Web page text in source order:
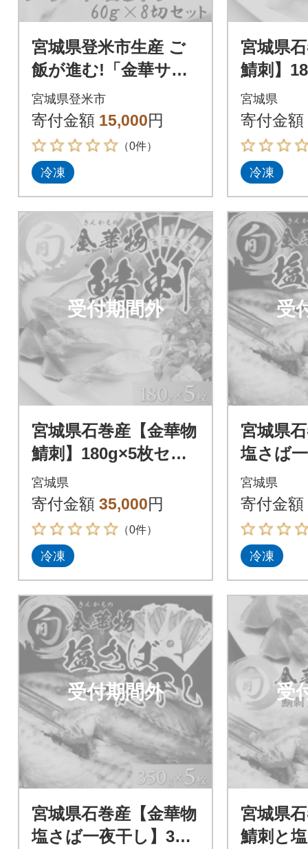
宮城県登米市生産 ご
飯が進む!「金華サバ
ゆず味噌漬け」60g×8
袋
宮城県登米市
寄付金額 15,000円
（0件）
冷凍
宮城県
鯖刺】
ト(CAS
刺身用)
宮城県
寄付金額
冷凍
受付期間外
宮城県石巻産【金華物
鯖刺】180g×5枚セッ
ト(CAS冷凍・養殖・
刺身用)
宮城県
寄付金額 35,000円
（0件）
冷凍
受
宮城県
塩さば
g×3枚セ
凍・養
宮城県
寄付金額
冷凍
受付期間外
宮城県石巻産【金華物
塩さば一夜干し】350
受
宮城県
鯖刺と